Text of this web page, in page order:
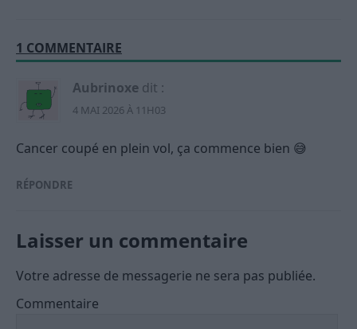
1 COMMENTAIRE
Aubrinoxe dit :
4 MAI 2026 À 11H03
Cancer coupé en plein vol, ça commence bien 😅
RÉPONDRE
Laisser un commentaire
Votre adresse de messagerie ne sera pas publiée.
Commentaire